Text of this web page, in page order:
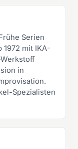
Serien
1972 mit IKA-
in
Spezialisten